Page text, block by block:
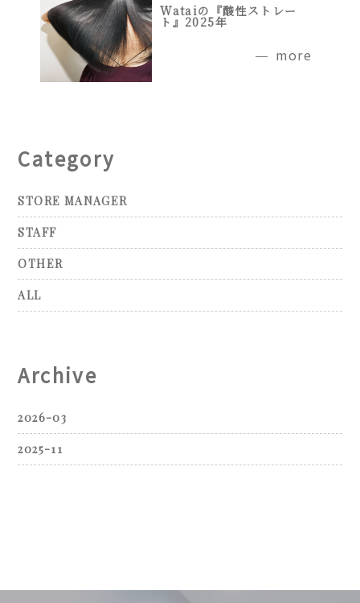
Wataiの『酸性ストレー
ト』2025年
more
Category
STORE MANAGER
STAFF
OTHER
ALL
Archive
2026-03
2025-11